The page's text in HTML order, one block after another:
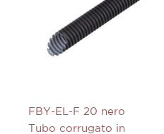
FBY-EL-F 20 nero
Tubo corrugato in